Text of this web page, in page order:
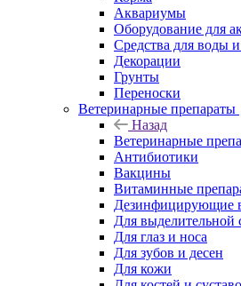
Аквариумы
Оборудование для
Средства для воды и
Декорации
Грунты
Переноски
Ветеринарные препараты
Назад
Ветеринарные
Антибиотики
Вакцины
Витаминные
Дезинфицирующие
Для выделительной
Для глаз и носа
Для зубов и десен
Для кожи